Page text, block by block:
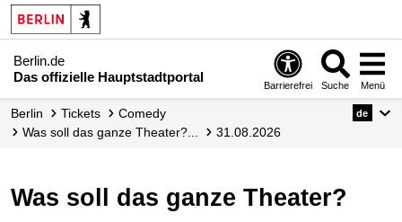
Berlin.de
Das offizielle Hauptstadtportal
Barrierefrei Suche Menü
Berlin Tickets
Comedy
Was soll das ganze Theater?...
31.08.2026
de
Was soll das ganze Theater?